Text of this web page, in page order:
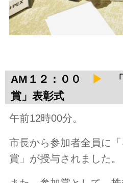
AM１２：００ ▶ 「
賞」表彰式
午前12時00分。
市長から参加者全員に
賞」が授与されました。